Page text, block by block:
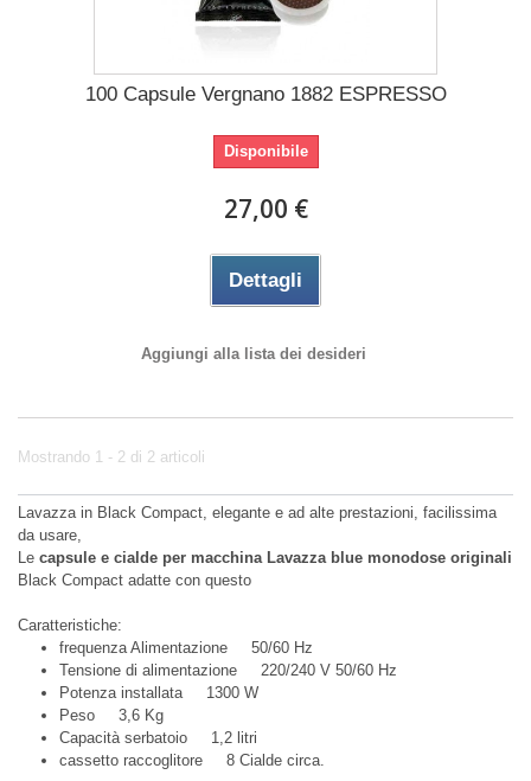
100 Capsule Vergnano 1882 ESPRESSO
Disponibile
27,00 €
Dettagli
Aggiungi alla lista dei desideri
Mostrando 1 - 2 di 2 articoli
Lavazza in Black Compact, elegante e ad alte prestazioni, facilissima
da usare,
Le capsule e cialde per macchina Lavazza blue monodose originali
Black Compact adatte con questo
Caratteristiche:
frequenza Alimentazione 50/60 Hz
Tensione di alimentazione 220/240 V 50/60 Hz
Potenza installata 1300 W
Peso 3,6 Kg
Capacità serbatoio 1,2 litri
cassetto raccoglitore 8 Cialde circa.